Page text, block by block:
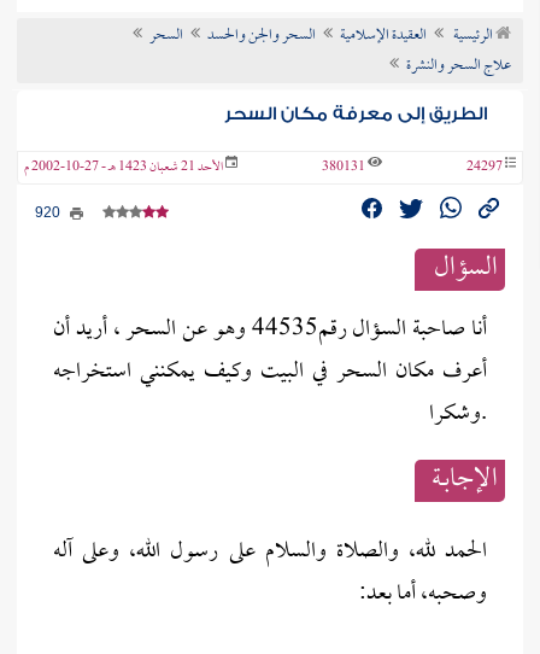
الفتوى
الرئيسية العقيدة الإسلامية السحر والجن والحسد
السحر
علاج السحر والنشرة
الطريق إلى معرفة مكان السحر
24297
380131 الأحد 21 شعبان 1423 هـ - 27-10-2002 م
السؤال
أنا صاحبة السؤال رقم44535 وهو عن السحر ، أريد أن
أعرف مكان السحر في البيت وكيف يمكنني استخراجه
.وشكرا
الإجابــة
الحمد لله، والصلاة والسلام على رسول الله، وعلى آله
وصحبه، أما بعد: